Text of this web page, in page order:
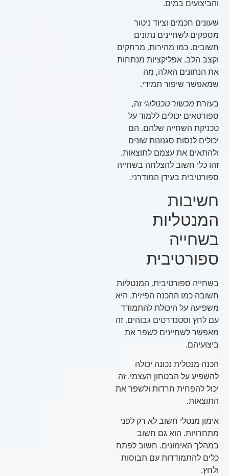
והביצועים במים.
שעונים חכמים וציוד ניטור
מספקים לשחיינים נתונים
חשובים. כמו מהירות, מרחקים
וקצב הלב. אפליקציות מנתחות
את הנתונים האלה, מה
שמאפשר שיפור תמידי.
בעזרתמכשור טכנולוגיזה,
ספורטאים יכולים ללמוד על
טכניקת השחייה שלהם. הם
יכולים לנסות סגנונות שונים
ולהתאים את עצמם לתוצאות.
זהו כלי חשוב להצלחה בשחייה
ספורטיבית בעידן המודרני.
חשיבות
המנטליות
בשחייה
ספורטיבית
בשחייה ספורטיבית, המנטליות
חשובה כמו ההכנה הפיזית. היא
משפיעה על היכולת להתמודד
עם לחץ וסטנדרטים גבוהים. זה
מאפשר לשחיינים לשפר את
ביצועיהם.
הכנה מנטלית נכונה יכולה
להשפיע על הבטחון העצמי. זה
יכול להפחית חרדות ולשפר את
התוצאות.
אימון מנטלי חשוב לא רק לפני
מתחרויות. הוא גם חשוב
במהלך האימונים. חשוב לפתח
כלים להתמודדות עם תבוסות
ולחץ.